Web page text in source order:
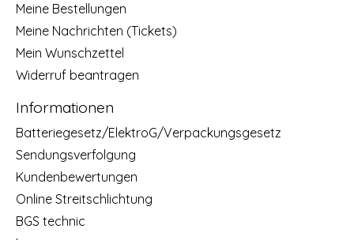
Meine Bestellungen
Meine Nachrichten (Tickets)
Mein Wunschzettel
Widerruf beantragen
Informationen
Batteriegesetz/ElektroG/Verpackungsgesetz
Sendungsverfolgung
Kundenbewertungen
Online Streitschlichtung
BGS technic